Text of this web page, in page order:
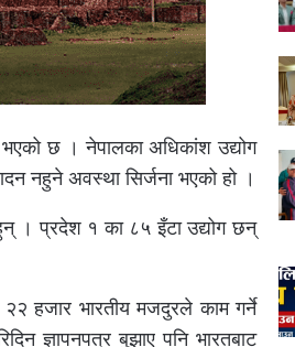
भएको छ । नेपालका अधिकांश उद्योग
नहुने अवस्था सिर्जना भएको हो ।
। प्रदेश १ का ८५ इँटा उद्योग छन्
हजार भारतीय मजदुरले काम गर्ने
ज्ञापनपत्र बुझाए पनि भारतबाट